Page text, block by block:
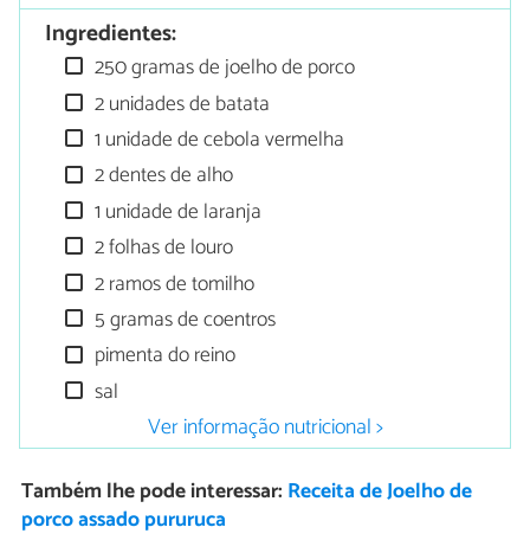
Ingredientes:
250 gramas de joelho de porco
2 unidades de batata
1 unidade de cebola vermelha
2 dentes de alho
1 unidade de laranja
2 folhas de louro
2 ramos de tomilho
5 gramas de coentros
pimenta do reino
sal
Ver informação nutricional >
Também lhe pode interessar: Receita de Joelho de
porco assado pururuca